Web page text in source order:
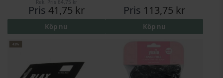
Rek. Pris 64,75 kr
Pris 41,75 kr
Köp nu
Pris 113,75 kr
Köp nu
43%